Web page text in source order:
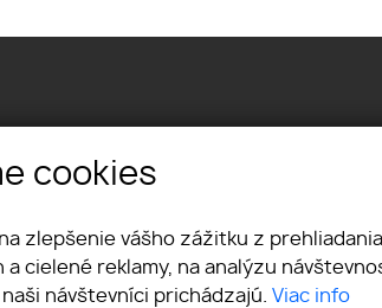
cookies
zlepšenie vášho zážitku z
cielené reklamy, na analýzu
návštevníci prichádzajú. Viac info